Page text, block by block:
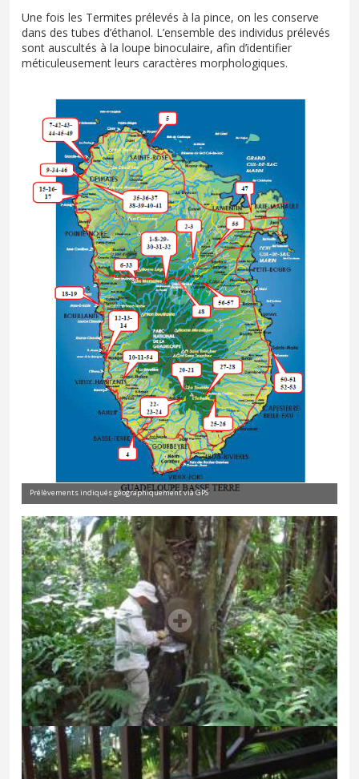
Une fois les Termites prélevés à la pince, on les conserve
dans des tubes d’éthanol. L’ensemble des individus prélevés
sont auscultés à la loupe binoculaire, afin d’identifier
méticuleusement leurs caractères morphologiques.
Prélèvements indiqués géographiquement via GPS